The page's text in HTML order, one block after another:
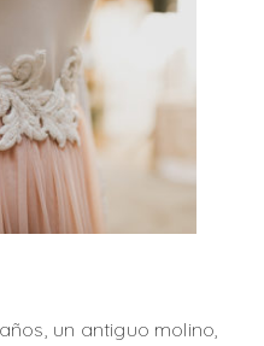
un antiguo molino,